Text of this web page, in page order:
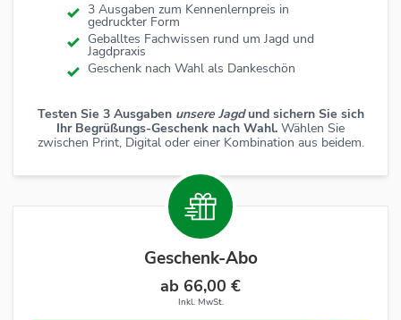
3 Ausgaben zum Kennenlernpreis in
gedruckter Form
Geballtes Fachwissen rund um Jagd und
Jagdpraxis
Geschenk nach Wahl als Dankeschön
Testen Sie 3 Ausgaben unsere Jagdund sichern Sie sich
Ihr Begrüßungs-Geschenk nach Wahl. Wählen Sie
zwischen Print, Digital oder einer Kombination aus beidem.
Geschenk-Abo
ab 66,00 €
Inkl. MwSt.